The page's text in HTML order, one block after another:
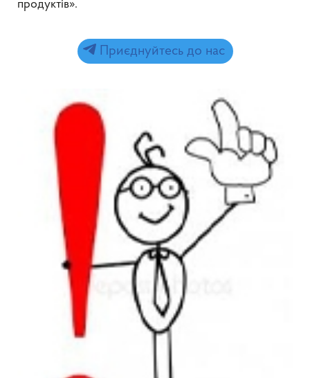
продуктів».
Приєднуйтесь до нас